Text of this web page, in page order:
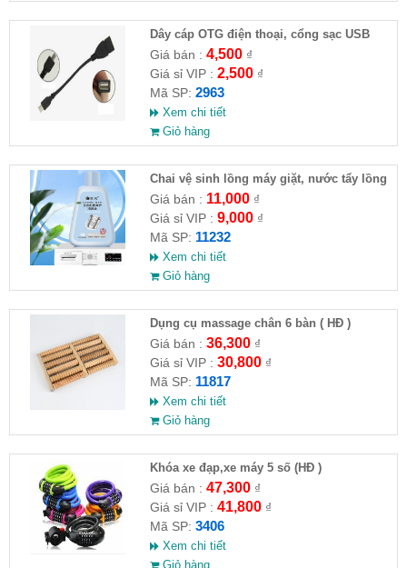
Dây cáp OTG điện thoại, cổng sạc USB
Giá bán : 4,500₫
Giá sỉ VIP : 2,500₫
Mã SP: 2963
Xem chi tiết
Giỏ hàng
Chai vệ sinh lồng máy giặt, nước tẩy lồng
máy giặt CLEANING FLUID
Giá bán : 11,000₫
Giá sỉ VIP : 9,000₫
Mã SP: 11232
Xem chi tiết
Giỏ hàng
Dụng cụ massage chân 6 bàn ( HĐ )
Giá bán : 36,300₫
Giá sỉ VIP : 30,800₫
Mã SP: 11817
Xem chi tiết
Giỏ hàng
Khóa xe đạp,xe máy 5 số (HĐ )
Giá bán : 47,300₫
Giá sỉ VIP : 41,800₫
Mã SP: 3406
Xem chi tiết
Giỏ hàng